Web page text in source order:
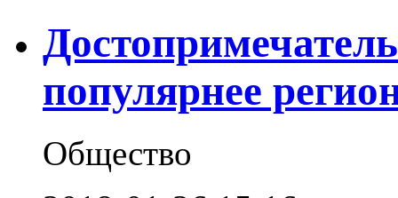
популярнее
Общество